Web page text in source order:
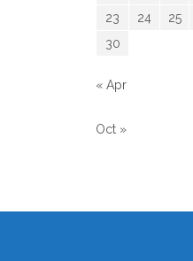
23
24 25
30
« Apr
Oct »